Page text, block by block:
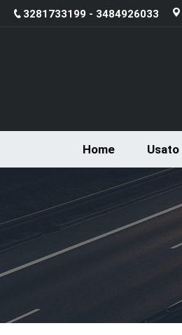
3281733199 - 3484926033
Home Usato